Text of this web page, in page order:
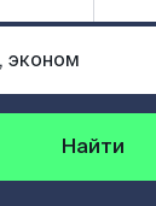
Найти